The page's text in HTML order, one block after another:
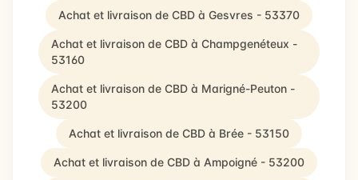
Achat et livraison de CBD à Gesvres - 53370
Achat et livraison de CBD à Champgenéteux -
53160
Achat et livraison de CBD à Marigné-Peuton -
53200
Achat et livraison de CBD à Brée - 53150
Achat et livraison de CBD à Ampoigné - 53200